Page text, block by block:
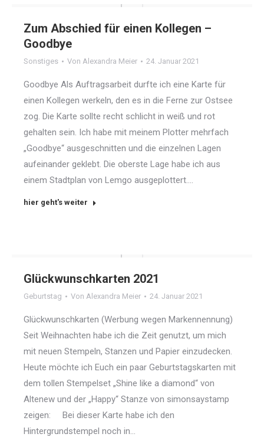
Zum Abschied für einen Kollegen –
Goodbye
Sonstiges Von Alexandra Meier 24. Januar 2021
Goodbye Als Auftragsarbeit durfte ich eine Karte für
einen Kollegen werkeln, den es in die Ferne zur Ostsee
zog. Die Karte sollte recht schlicht in weiß und rot
gehalten sein. Ich habe mit meinem Plotter mehrfach
„Goodbye“ ausgeschnitten und die einzelnen Lagen
aufeinander geklebt. Die oberste Lage habe ich aus
einem Stadtplan von Lemgo ausgeplottert.…
hier geht's weiter
Glückwunschkarten 2021
Geburtstag Von Alexandra Meier 24. Januar 2021
Glückwunschkarten (Werbung wegen Markennennung)
Seit Weihnachten habe ich die Zeit genutzt, um mich
mit neuen Stempeln, Stanzen und Papier einzudecken.
Heute möchte ich Euch ein paar Geburtstagskarten mit
dem tollen Stempelset „Shine like a diamond“ von
Altenew und der „Happy“ Stanze von simonsaystamp
zeigen: Bei dieser Karte habe ich den
Hintergrundstempel noch in…